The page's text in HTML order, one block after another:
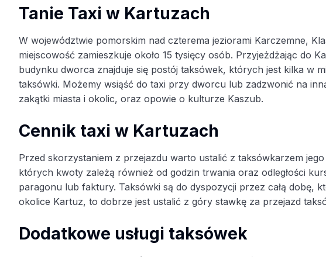
Tanie Taxi w Kartuzach
W województwie pomorskim nad czterema jeziorami Karczemne,
miejscowość zamieszkuje około 15 tysięcy osób. Przyjeżdżając do
budynku dworca znajduje się postój taksówek, których jest kilka w
taksówki. Możemy wsiąść do taxi przy dworcu lub zadzwonić na
zakątki miasta i okolic, oraz opowie o kulturze Kaszub.
Cennik taxi w Kartuzach
Przed skorzystaniem z przejazdu warto ustalić z taksówkarzem
których kwoty zależą również od godzin trwania oraz odległości
paragonu lub faktury. Taksówki są do dyspozycji przez całą dobę,
okolice Kartuz, to dobrze jest ustalić z góry stawkę za przejazd
Dodatkowe usługi taksówek